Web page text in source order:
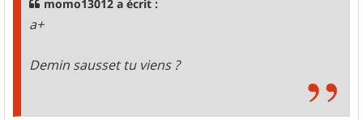
momo13012 a écrit :
a+
Demin sausset tu viens ?